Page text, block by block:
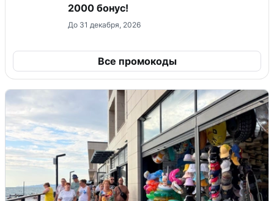
2000 бонус!
До 31 декабря, 2026
Все промокоды